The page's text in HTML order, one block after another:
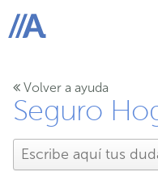
ABANCA
Volver a ayuda
Seguro